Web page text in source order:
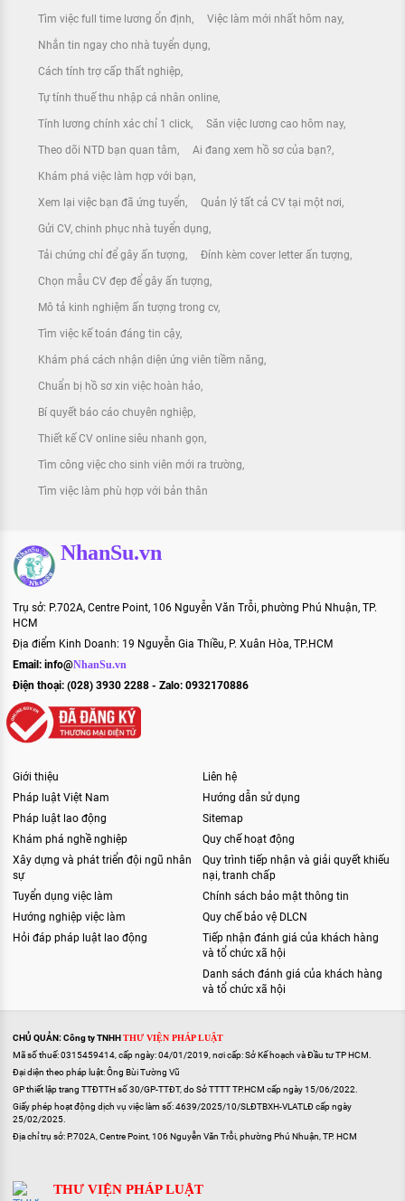
Tìm việc full time lương ổn định Việc làm mới nhất hôm nay
Nhắn tin ngay cho nhà tuyển dụng
Cách tính trợ cấp thất nghiệp
Tự tính thuế thu nhập cá nhân online
Tính lương chính xác chỉ 1 click Săn việc lương cao hôm nay
Theo dõi NTD bạn quan tâm Ai đang xem hồ sơ của bạn?
Khám phá việc làm hợp với bạn
Xem lại việc bạn đã ứng tuyển Quản lý tất cả CV tại một nơi
Gửi CV, chinh phục nhà tuyển dụng
Tải chứng chỉ để gây ấn tượng Đính kèm cover letter ấn tượng
Chọn mẫu CV đẹp để gây ấn tượng
Mô tả kinh nghiệm ấn tượng trong cv
Tìm việc kế toán đáng tin cậy
Khám phá cách nhận diện ứng viên tiềm năng
Chuẩn bị hồ sơ xin việc hoàn hảo
Bí quyết báo cáo chuyên nghiệp
Thiết kế CV online siêu nhanh gọn
Tìm công việc cho sinh viên mới ra trường
Tìm việc làm phù hợp với bản thân
NhanSu.vn
Trụ sở: P.702A, Centre Point, 106 Nguyễn Văn Trỗi, phường Phú Nhuận, TP.
HCM
Địa điểm Kinh Doanh: 19 Nguyễn Gia Thiều, P. Xuân Hòa, TP.HCM
Email: info@NhanSu.vn
Điện thoại: (028) 3930 2288 - Zalo: 0932170886
Giới thiệu
Pháp luật Việt Nam
Pháp luật lao động
Khám phá nghề nghiệp
Xây dựng và phát triển đội ngũ nhân
sự
Tuyển dụng việc làm
Hướng nghiệp việc làm
Hỏi đáp pháp luật lao động
Liên hệ
Hướng dẫn sử dụng
Sitemap
Quy chế hoạt động
Quy trình tiếp nhận và giải quyết khiếu
nại, tranh chấp
Chính sách bảo mật thông tin
Quy chế bảo vệ DLCN
Tiếp nhận đánh giá của khách hàng
và tổ chức xã hội
Danh sách đánh giá của khách hàng
và tổ chức xã hội
CHỦ QUẢN: Công ty TNHHTHƯ VIỆN PHÁP LUẬT
Mã số thuế: 0315459414, cấp ngày: 04/01/2019, nơi cấp: Sở Kế hoạch và Đầu tư TP HCM.
Đại diện theo pháp luật: Ông Bùi Tường Vũ
GP thiết lập trang TTĐTTH số 30/GP-TTĐT, do Sở TTTT TP.HCM cấp ngày 15/06/2022.
Giấy phép hoạt động dịch vụ việc làm số: 4639/2025/10/SLĐTBXH-VLATLĐ cấp ngày
25/02/2025.
Địa chỉ trụ sở: P.702A, Centre Point, 106 Nguyễn Văn Trỗi, phường Phú Nhuận, TP. HCM
THƯ VIỆN PHÁP LUẬT